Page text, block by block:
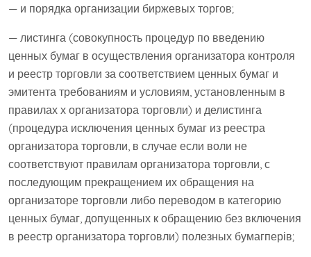
— и порядка организации биржевых торгов;
— листинга (совокупность процедур по введению
ценных бумаг в осуществления организатора контроля
и реестр торговли за соответствием ценных бумаг и
эмитента требованиям и условиям, установленным в
правилах х организатора торговли) и делистинга
(процедура исключения ценных бумаг из реестра
организатора торговли, в случае если воли не
соответствуют правилам организатора торговли, с
последующим прекращением их обращения на
организаторе торговли либо переводом в категорию
ценных бумаг, допущенных к обращению без включения
в реестр организатора торговли) полезных бумагперів;